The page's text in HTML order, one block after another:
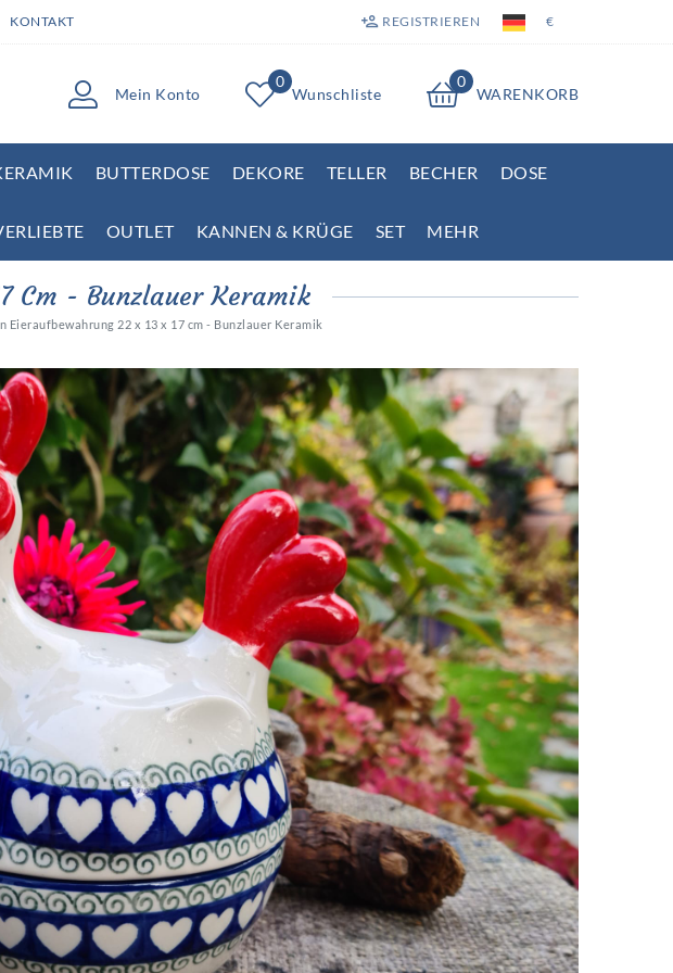
KONTAKT REGISTRIEREN €
Mein Konto
0
Wunschliste
0
WARENKORB
BUTTERDOSE DEKORE TELLER BECHER DOSE
OUTLET KANNEN & KRÜGE SET MEHR
Cm - Bunzlauer Keramik
Eieraufbewahrung 22 x 13 x 17 cm - Bunzlauer Keramik